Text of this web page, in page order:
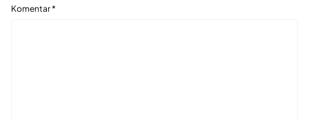
Komentar*